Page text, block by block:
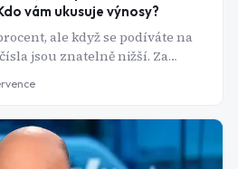
vám ukusuje výnosy?
ale když se podíváte na
jsou znatelně nižší. Za
ale měnové riziko - a